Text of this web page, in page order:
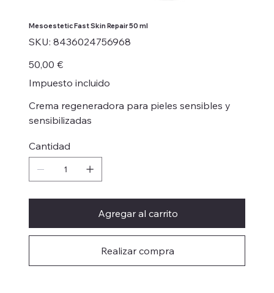
Mesoestetic Fast Skin Repair 50 ml
SKU: SKU
8436024756968
8436024756968
Precio
50,00 €
Impuesto incluido
Crema regeneradora para pieles sensibles y
sensibilizadas
Cantidad
Agregar al carrito
Realizar compra